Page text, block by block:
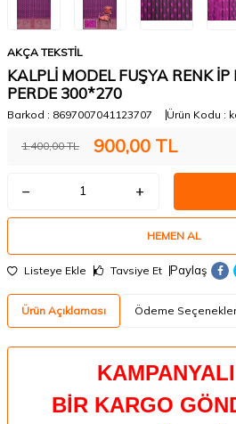
AKÇA TEKSTİL
KALPLİ MODEL FUŞYA RENK
PERDE 300*270
Barkod : 8697007041123707 Ürün Kodu :
1.400,00TL 900,00 TL
HEMEN AL
Listeye Ekle Tavsiye Et Paylaş
Ürün Açıklaması Ödeme
BİR KARGO